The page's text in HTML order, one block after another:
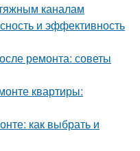
каналам
и эффективность
ремонта: советы
квартиры:
как выбрать и